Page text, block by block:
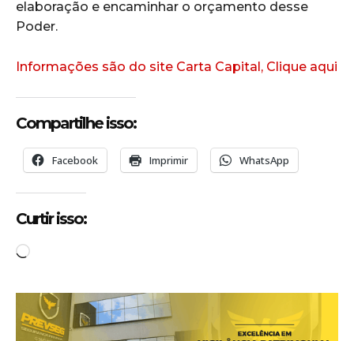
elaboração e encaminhar o orçamento desse
Poder.
Informações são do site Carta Capital, Clique aqui
Compartilhe isso:
Facebook Imprimir WhatsApp
Curtir isso:
C
r
r
e